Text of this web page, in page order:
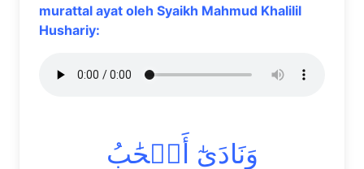
murattal ayat oleh Syaikh Mahmud Khalilil
Hushariy:
وَنَادَىٰٓ أَصۡحَٰبُ